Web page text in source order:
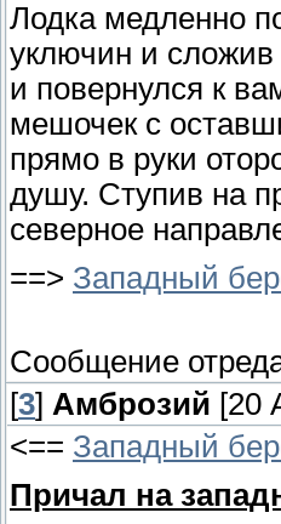
Лодка медленно
уключин и сложив
и повернулся к
мешочек с
прямо в руки
душу. Ступив на
северное
==> Западный
Сообщение
[3] Амброзий [20
<== Западный
Причал на